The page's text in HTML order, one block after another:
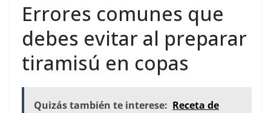
Errores comunes que
debes evitar al preparar
tiramisú en copas
Quizás también te interese: Receta de